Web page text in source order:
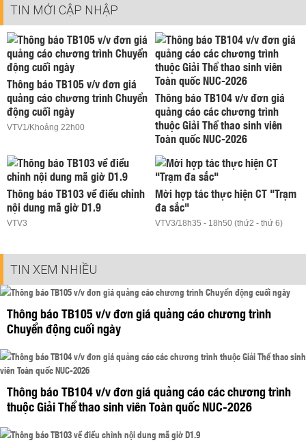
TIN MỚI CẬP NHẬP
Thông báo TB105 v/v đơn giá
quảng cáo chương trình Chuyển
động cuối ngày
VTV1/Khoảng 22h00
Thông báo TB104 v/v đơn giá
quảng cáo các chương trình
thuộc Giải Thể thao sinh viên
Toàn quốc NUC-2026
Thông báo TB103 về điều chỉnh
nội dung mã giờ D1.9
VTV3
Mời hợp tác thực hiện CT "Trạm
đa sắc"
VTV3/18h35 - 18h50 (thứ2 - thứ 6)
TIN XEM NHIỀU
Thông báo TB105 v/v đơn giá quảng cáo chương trình
Chuyển động cuối ngày
Thông báo TB104 v/v đơn giá quảng cáo các chương trình
thuộc Giải Thể thao sinh viên Toàn quốc NUC-2026